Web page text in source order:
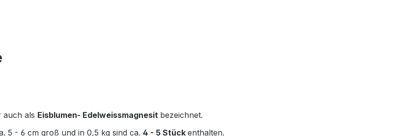
auch als Eisblumen- Edelweissmagnesit bezeichnet.
5 - 6 cm groß und in 0,5 kg sind ca. 4 - 5 Stück enthalten.